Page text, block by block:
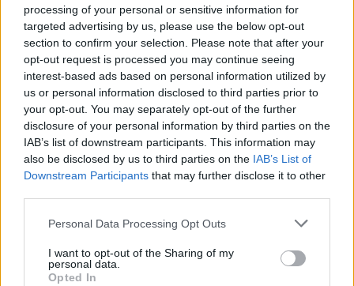
processing of your personal or sensitive information for
targeted advertising by us, please use the below opt-out
section to confirm your selection. Please note that after your
opt-out request is processed you may continue seeing
interest-based ads based on personal information utilized by
us or personal information disclosed to third parties prior to
your opt-out. You may separately opt-out of the further
disclosure of your personal information by third parties on the
IAB’s list of downstream participants. This information may
also be disclosed by us to third parties on the IAB’s List of
Downstream Participants that may further disclose it to other
Please note that this website/app uses one or more Google
not limited to your visit or usage behaviour. You may click to
grant or deny consent to Google and its third-party tags to
Personal Data Processing Opt Outs
I want to opt-out of the Sharing of my
personal data.
Opted In
Jászság